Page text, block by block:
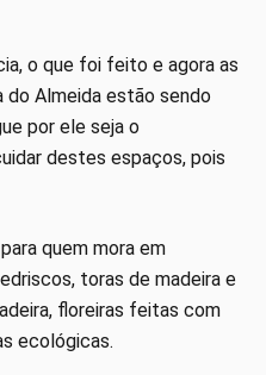
o que foi feito e agora as
do Almeida estão sendo
por ele seja o
destes espaços, pois
quem mora em
toras de madeira e
floreiras feitas com
ecológicas.